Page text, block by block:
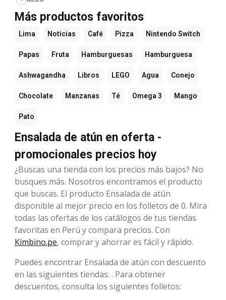
Más productos favoritos
Lima Noticias Café Pizza Nintendo Switch
Papas Fruta Hamburguesas Hamburguesa
Ashwagandha Libros LEGO Agua Conejo
Chocolate Manzanas Té Omega 3 Mango
Pato
Ensalada de atún en oferta -
promocionales precios hoy
¿Buscas una tienda con los precios más bajos? No
busques más. Nosotros encontramos el producto
que buscas. El producto Ensalada de atún
disponible al mejor precio en los folletos de 0. Mira
todas las ofertas de los catálogos de tus tiendas
favoritas en Perú y compara precios. Con
Kimbino.pe, comprar y ahorrar es fácil y rápido.
Puedes encontrar Ensalada de atún con descuento
en las siguientes tiendas: . Para obtener
descuentos, consulta los siguientes folletos: